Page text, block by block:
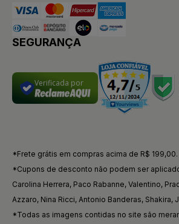
SEGURANÇA
Verificada por
*Frete grátis em compras acima de R$ 199,00.
*Cupons de desconto não podem ser
Carolina Herrera, Paco Rabanne, Valentino,
Azzaro, Nina Ricci, Antonio Banderas, Shakira,
*Todas as imagens contidas no site são